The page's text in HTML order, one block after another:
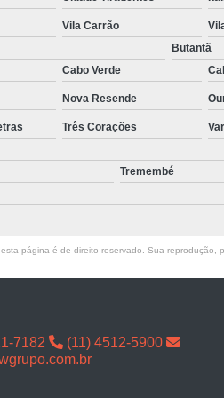
Vila Carrão
Butantã
Cabo Verde
Nova Resende
Três Corações
Tremembé
página é de direito reservado. Sua reprodução,
7182
(11) 4512-5900